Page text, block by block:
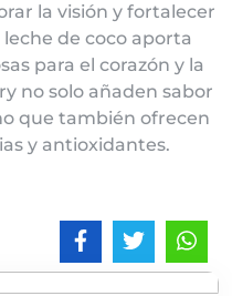
la visión y fortalecer
de coco aporta
para el corazón y la
no solo añaden sabor
que también ofrecen
y antioxidantes.